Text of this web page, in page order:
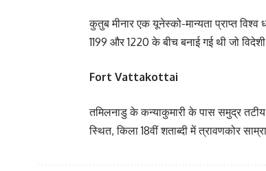
कुतुब मीनार एक यूनेस्को-मान्यता प्राप्त
1199 और 1220 के बीच बनाई गई थी जो
Fort Vattakottai
तमिलनाडु के कन्याकुमारी के पास समुद्र
स्थित, किला 18वीं शताब्दी में त्रावणकोर